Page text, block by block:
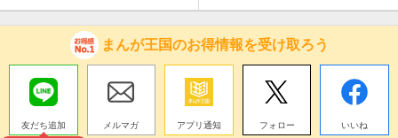
まんが王国のお得情報を受け取ろう
友だち追加
メルマガ アプリ通知 フォロー いいね